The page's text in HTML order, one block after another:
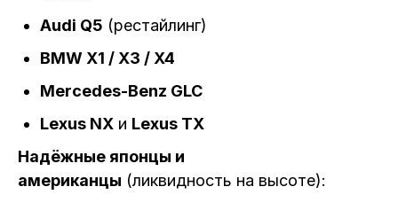
Audi Q5 (рестайлинг)
BMW X1 / X3 / X4
Mercedes-Benz GLC
Lexus NX и Lexus TX
Надёжные японцы и
американцы (ликвидность на высоте):